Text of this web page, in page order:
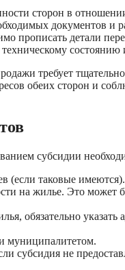
сторон в
документов и
прописать детали
состоянию
требует
обеих сторон и
субсидии
(если таковые имеются).
на жилье. Это
обязательно указать
муниципалитетом.
субсидия не